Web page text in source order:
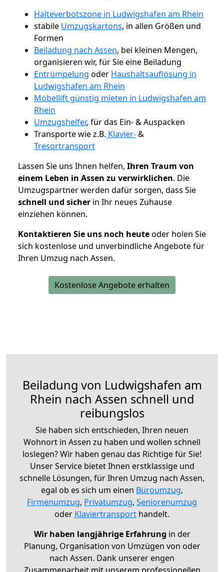
Halteverbotszone in Ludwigshafen am Rhein
stabile Umzugskartons, in allen Größen und
Formen
Beiladung nach Assen, bei kleinen Mengen,
organisieren wir, für Sie eine Beiladung
Entrümpelung oder Haushaltsauflösung in
Ludwigshafen am Rhein
Möbellift günstig mieten in Ludwigshafen am
Rhein
Umzugshelfer, für das Ein- & Auspacken
Transporte wie z.B. Klavier-&
Tresortransport
Lassen Sie uns Ihnen helfen, Ihren Traum von
einem Leben in Assen zu verwirklichen. Die
Umzugspartner werden dafür sorgen, dass Sie
schnell und sicher in Ihr neues Zuhause
einziehen können.
Kontaktieren Sie uns noch heuteoder holen Sie
sich kostenlose und unverbindliche Angebote für
Ihren Umzug nach Assen.
Kostenlose Angebote erhalten
Beiladung von Ludwigshafen am
Rhein nach Assen schnell und
reibungslos
Sie haben sich entschieden, Ihren neuen
Wohnort in Assen zu haben und wollen schnell
loslegen? Wir haben genau das Richtige für Sie!
Unser Service bietet Ihnen erstklassige und
schnelle Lösungen, für Ihren Umzug nach Assen,
egal ob es sich um einen Büroumzug,
Firmenumzug, Privatumzug, Seniorenumzug
oder Klaviertransport handelt.
Wir haben langjährige Erfahrung in der
Planung, Organisation von Umzügen von oder
nach Assen. Dank unserer engen